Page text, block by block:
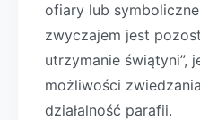
ofiary lub
zwyczajem jest
utrzymanie świątyni”,
możliwości
działalność parafii.